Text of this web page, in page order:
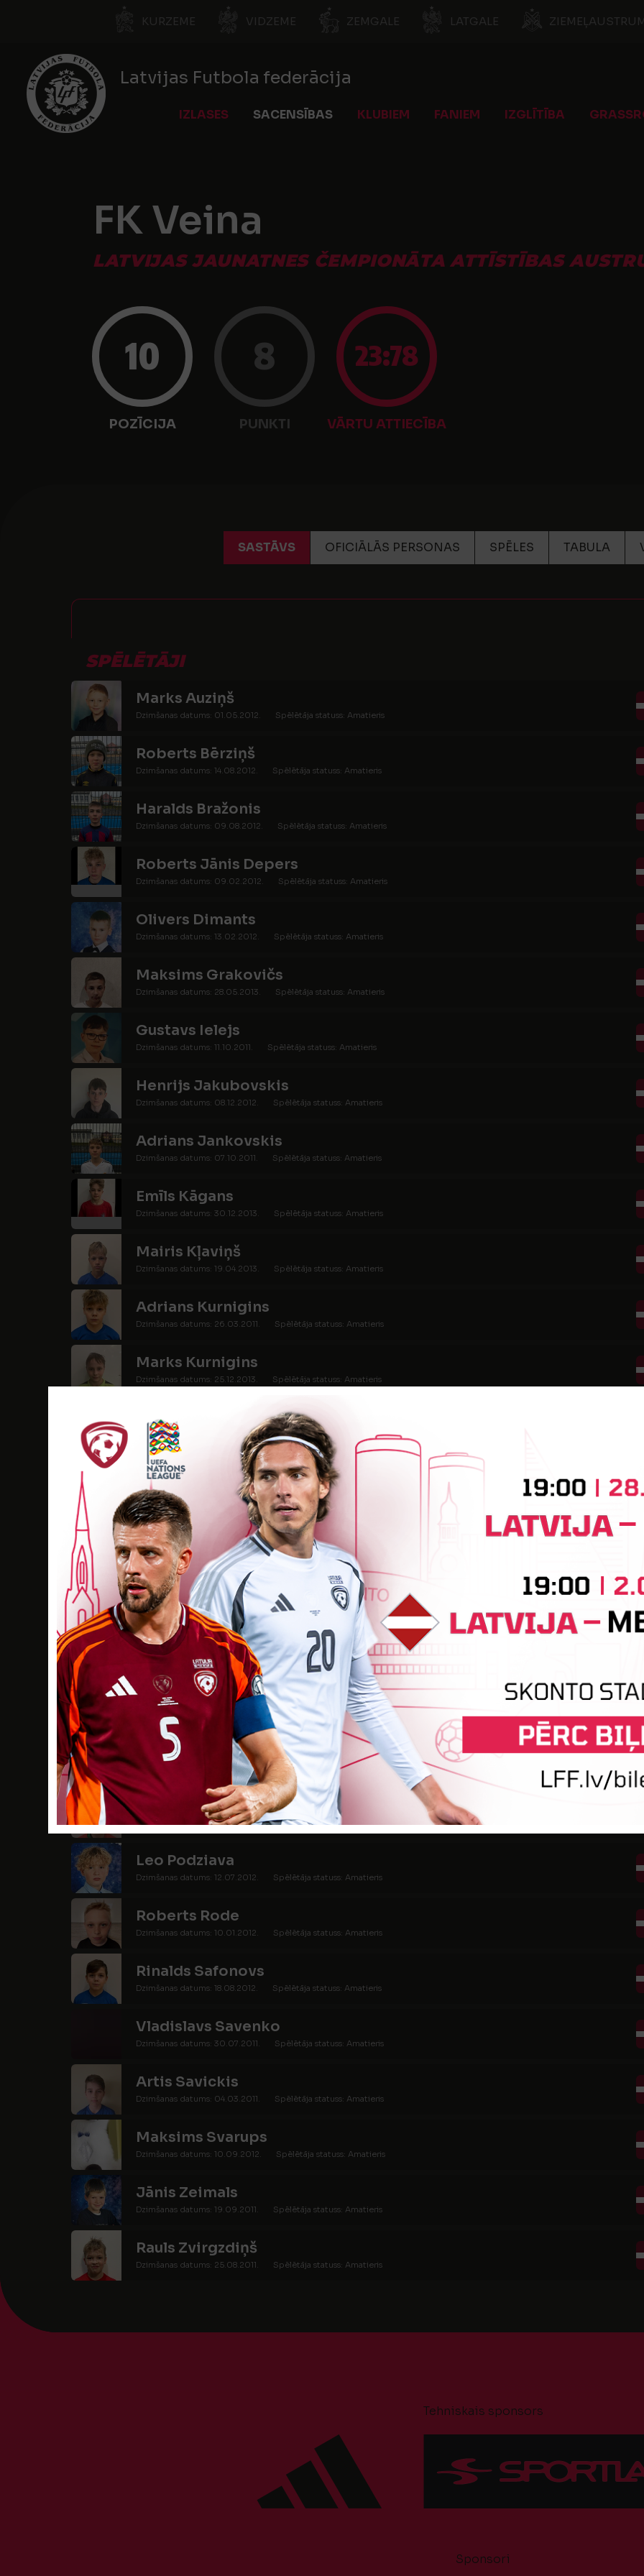
KURZEME VIDZEME ZEMGALE LATGALE
Latvijas Futbola federācija
IZLASES SACENSĪBAS KLUBIEM FANIEM IZGLĪTĪBA
FK Veina
LATVIJAS JAUNATNES ČEMPIONĀTA ATTĪSTĪBAS
10
POZĪCIJA
8
PUNKTI
23:78
VĀRTU ATTIECĪBA
SASTĀVS OFICIĀLĀS PERSONAS SPĒLES TABULA
SPĒLĒTĀJI
Marks Auziņš
Dzimšanas datums: 01.05.2012. Spēlētāja statuss: Amatieris
Roberts Bērziņš
Dzimšanas datums: 14.08.2012. Spēlētāja statuss: Amatieris
Haralds Bražonis
Dzimšanas datums: 09.08.2012. Spēlētāja statuss: Amatieris
Roberts Jānis Depers
Dzimšanas datums: 09.02.2012. Spēlētāja statuss: Amatieris
Olivers Dimants
Dzimšanas datums: 13.02.2012. Spēlētāja statuss: Amatieris
Maksims Grakovičs
Dzimšanas datums: 28.05.2013. Spēlētāja statuss: Amatieris
Gustavs Ielejs
Dzimšanas datums: 11.10.2011. Spēlētāja statuss: Amatieris
Henrijs Jakubovskis
Dzimšanas datums: 08.12.2012. Spēlētāja statuss: Amatieris
Adrians Jankovskis
Dzimšanas datums: 07.10.2011. Spēlētāja statuss: Amatieris
Emīls Kāgans
Dzimšanas datums: 30.12.2013. Spēlētāja statuss: Amatieris
Mairis Kļaviņš
Dzimšanas datums: 19.04.2013. Spēlētāja statuss: Amatieris
Adrians Kurnigins
Dzimšanas datums: 26.03.2011. Spēlētāja statuss: Amatieris
Marks Kurnigins
Dzimšanas datums: 25.12.2013. Spēlētāja statuss: Amatieris
Toms Laizāns
Dzimšanas datums: 08.02.2013. Spēlētāja statuss: Amatieris
Arturs Laputs
Dzimšanas datums: 04.10.2011. Spēlētāja statuss: Amatieris
Einārs Laukazīle
Dzimšanas datums: 17.12.2012. Spēlētāja statuss: Amatieris
Rihards Laukazīle
Dzimšanas datums: 26.06.2012. Spēlētāja statuss: Amatieris
Francis Leo Lūsis
Dzimšanas datums: 22.09.2013. Spēlētāja statuss: Amatieris
Patriks Milaičikovs
Dzimšanas datums: 13.12.2011. Spēlētāja statuss: Amatieris
Artūrs Ostvalds
Dzimšanas datums: 25.09.2013. Spēlētāja statuss: Amatieris
Emīls Dāvis Podskočijs
Dzimšanas datums: 20.05.2012. Spēlētāja statuss: Amatieris
Leo Podziava
Dzimšanas datums: 12.07.2012. Spēlētāja statuss: Amatieris
Roberts Rode
Dzimšanas datums: 10.01.2012. Spēlētāja statuss: Amatieris
Rinalds Safonovs
Dzimšanas datums: 18.08.2012. Spēlētāja statuss: Amatieris
Vladislavs Savenko
Dzimšanas datums: 30.07.2011. Spēlētāja statuss: Amatieris
Artis Savickis
Dzimšanas datums: 04.03.2011. Spēlētāja statuss: Amatieris
Maksims Svarups
Dzimšanas datums: 10.09.2012. Spēlētāja statuss: Amatieris
Jānis Zeimals
Dzimšanas datums: 19.09.2011. Spēlētāja statuss: Amatieris
Rauls Zvirgzdiņš
Dzimšanas datums: 25.08.2011. Spēlētāja statuss: Amatieris
Tehniskais sponsors
Sponsori